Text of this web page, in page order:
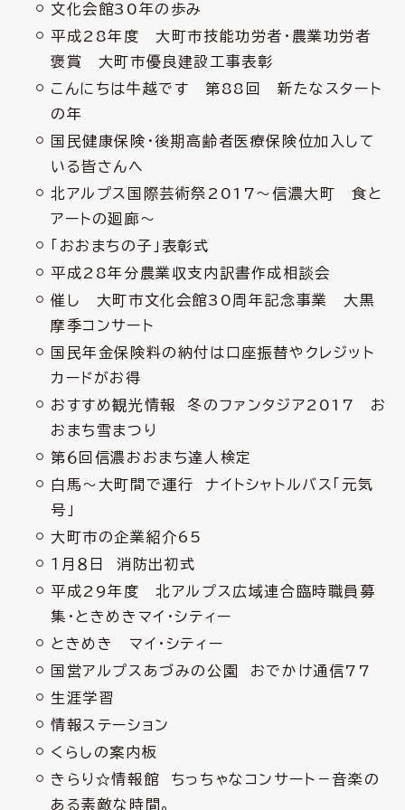
文化会館30年の歩み
平成28年度 大町市技能功労者・農業功労者
褒賞 大町市優良建設工事表彰
こんにちは牛越です 第88回 新たなスタート
の年
国民健康保険・後期高齢者医療保険位加入して
いる皆さんへ
北アルプス国際芸術祭2017～信濃大町 食と
アートの廻廊～
「おおまちの子」表彰式
平成28年分農業収支内訳書作成相談会
催し 大町市文化会館30周年記念事業 大黒
摩季コンサート
国民年金保険料の納付は口座振替やクレジット
カードがお得
おすすめ観光情報 冬のファンタジア2017 お
おまち雪まつり
第６回信濃おおまち達人検定
白馬～大町間で運行 ナイトシャトルバス「元気
号」
大町市の企業紹介65
１月８日 消防出初式
平成29年度 北アルプス広域連合臨時職員募
集・ときめきマイ・シティー
ときめき マイ・シティー
国営アルプスあづみの公園 おでかけ通信77
生涯学習
情報ステーション
くらしの案内板
きらり☆情報館 ちっちゃなコンサート－音楽の
ある素敵な時間。